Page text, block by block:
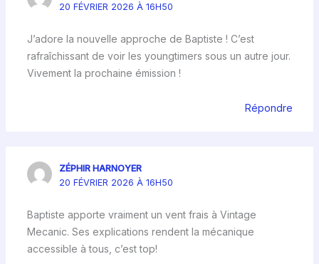
20 FÉVRIER 2026 À 16H50
J’adore la nouvelle approche de Baptiste ! C’est
rafraîchissant de voir les youngtimers sous un autre jour.
Vivement la prochaine émission !
Répondre
ZÉPHIR HARNOYER
20 FÉVRIER 2026 À 16H50
Baptiste apporte vraiment un vent frais à Vintage
Mecanic. Ses explications rendent la mécanique
accessible à tous, c’est top!